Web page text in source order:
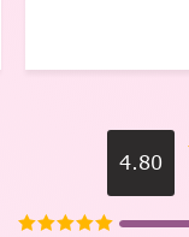
4.80